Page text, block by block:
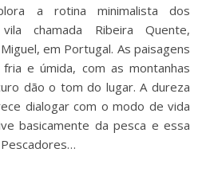
a rotina minimalista dos
chamada Ribeira Quente,
em Portugal. As paisagens
e úmida, com as montanhas
dão o tom do lugar. A dureza
dialogar com o modo de vida
basicamente da pesca e essa